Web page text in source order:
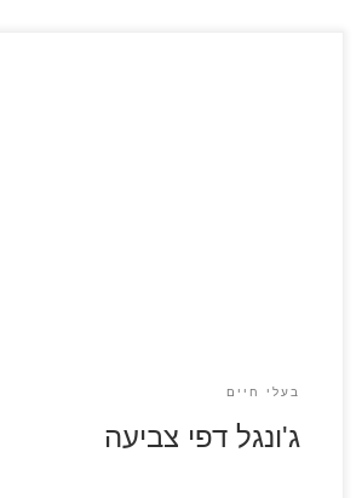
בעלי חיים
ג'ונגל דפי צביעה